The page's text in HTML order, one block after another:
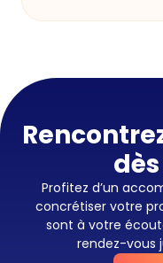
Profitez d’un
concrétiser votre
sont à votre
rendez-vous